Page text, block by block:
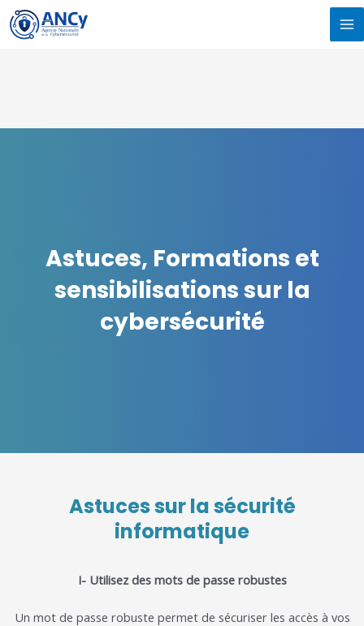
Aller
au
Astuces, Formations et
sensibilisations sur la
cybersécurité
Astuces sur la sécurité
informatique
I- Utilisez des mots de passe robustes
Un mot de passe robuste permet de sécuriser les accès à vos